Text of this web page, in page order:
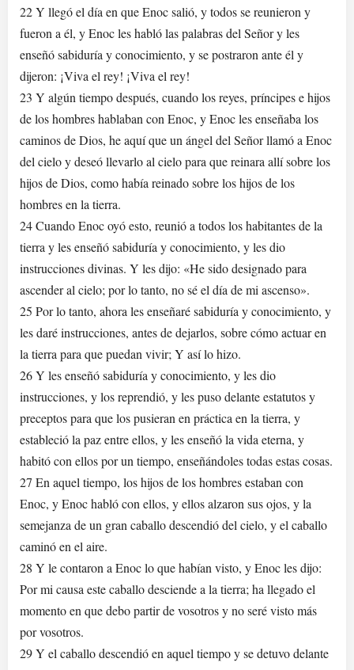
22 Y llegó el día en que Enoc salió, y todos se reunieron y
fueron a él, y Enoc les habló las palabras del Señor y les
enseñó sabiduría y conocimiento, y se postraron ante él y
dijeron: ¡Viva el rey! ¡Viva el rey!
23 Y algún tiempo después, cuando los reyes, príncipes e hijos
de los hombres hablaban con Enoc, y Enoc les enseñaba los
caminos de Dios, he aquí que un ángel del Señor llamó a Enoc
del cielo y deseó llevarlo al cielo para que reinara allí sobre los
hijos de Dios, como había reinado sobre los hijos de los
hombres en la tierra.
24 Cuando Enoc oyó esto, reunió a todos los habitantes de la
tierra y les enseñó sabiduría y conocimiento, y les dio
instrucciones divinas. Y les dijo: «He sido designado para
ascender al cielo; por lo tanto, no sé el día de mi ascenso».
25 Por lo tanto, ahora les enseñaré sabiduría y conocimiento, y
les daré instrucciones, antes de dejarlos, sobre cómo actuar en
la tierra para que puedan vivir; Y así lo hizo.
26 Y les enseñó sabiduría y conocimiento, y les dio
instrucciones, y los reprendió, y les puso delante estatutos y
preceptos para que los pusieran en práctica en la tierra, y
estableció la paz entre ellos, y les enseñó la vida eterna, y
habitó con ellos por un tiempo, enseñándoles todas estas cosas.
27 En aquel tiempo, los hijos de los hombres estaban con
Enoc, y Enoc habló con ellos, y ellos alzaron sus ojos, y la
semejanza de un gran caballo descendió del cielo, y el caballo
caminó en el aire.
28 Y le contaron a Enoc lo que habían visto, y Enoc les dijo:
Por mi causa este caballo desciende a la tierra; ha llegado el
momento en que debo partir de vosotros y no seré visto más
por vosotros.
29 Y el caballo descendió en aquel tiempo y se detuvo delante